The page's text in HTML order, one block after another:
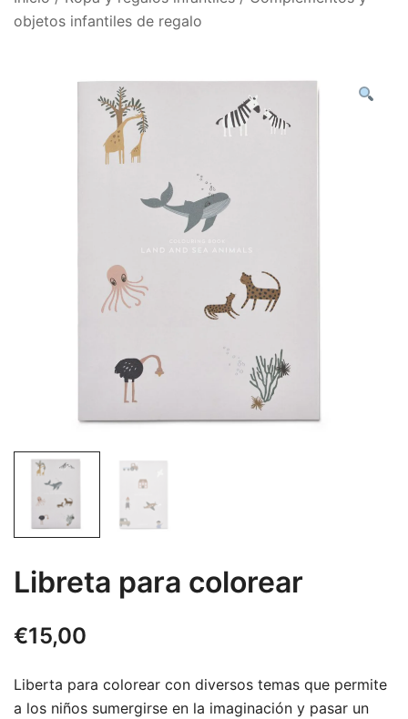
objetos infantiles de regalo
Libreta para colorear
€15,00
Liberta para colorear con diversos temas que permite
a los niños sumergirse en la imaginación y pasar un